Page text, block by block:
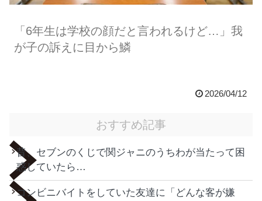
「6年生は学校の顔だと言われるけど…」我
が子の訴えに目から鱗
2026/04/12
おすすめ記事
昔、セブンのくじで関ジャニのうちわが当たって困
惑していたら…
コンビニバイトをしていた友達に「どんな客が嫌